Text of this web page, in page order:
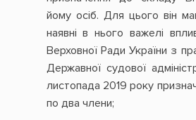
йому осіб. Для цього він
наявні в нього важелі
Верховної Ради України з
Державної судової
листопада 2019 року
по два члени;